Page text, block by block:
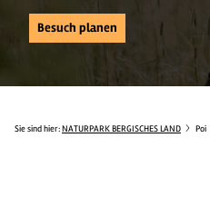
Besuch planen
Sie sind hier:NATURPARK BERGISCHES LAND Poi